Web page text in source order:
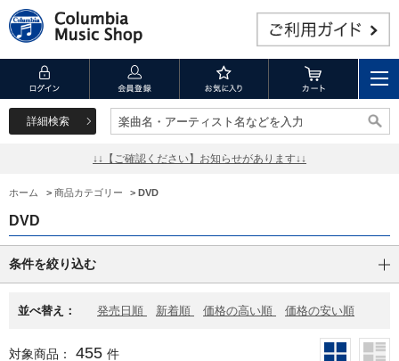
詳細検索 楽曲名・アーティスト名などを入力
楽曲名・アーティスト名などを入力
↓↓【ご確認ください】お知らせがあります↓↓
ホーム > 商品カテゴリー > DVD
DVD
条件を絞り込む
並べ替え： 発売日順 新着順 価格の高い順 価格の安い順
対象商品： 455 件